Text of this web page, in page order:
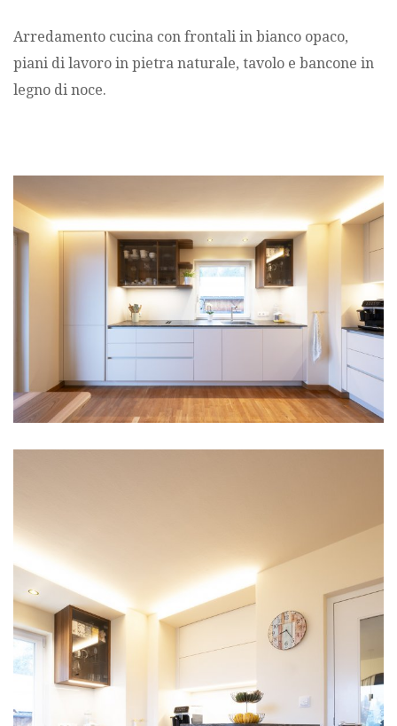
Arredamento cucina con frontali in bianco opaco,
piani di lavoro in pietra naturale, tavolo e bancone in
legno di noce.